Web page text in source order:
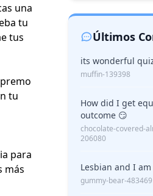
una
tu
tus
tu
para
más
Últimos
its wonderful
muffin-139398
How did I get
outcome 😏
chocolate-covered-
206080
Lesbian and I
gummy-bear-483469